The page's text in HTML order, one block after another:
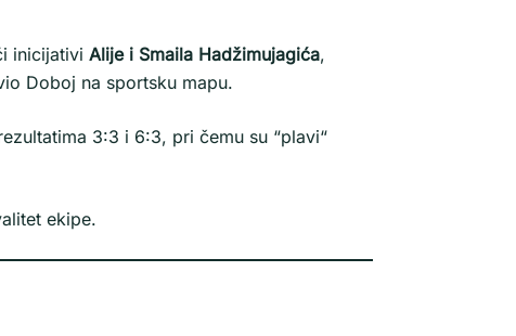
inicijativi Alije i Smaila Hadžimujagića,
Doboj na sportsku mapu.
3:3 i 6:3, pri čemu su “plavi“
ekipe.